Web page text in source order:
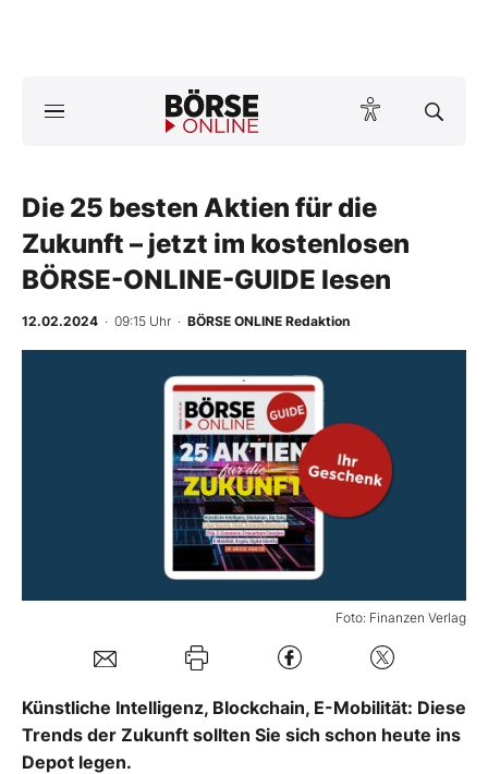
ktuelle Ausgabe BÖRSE ONLINE lesen
News
Anlageprodukte
Finanz-Check
BO-Musterdepots
Mein Konto
Kontakt
Die 25 besten Aktien für die
Zukunft – jetzt im kostenlosen
BÖRSE-ONLINE-GUIDE lesen
12.02.2024 · 09:15 Uhr · BÖRSE ONLINE Redaktion
Foto: Finanzen Verlag
Künstliche Intelligenz, Blockchain, E-Mobilität: Diese
Trends der Zukunft sollten Sie sich schon heute ins
Depot legen.